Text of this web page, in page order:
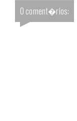
0 coment�rios: